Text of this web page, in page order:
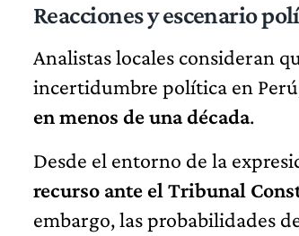
Reacciones y escenario
Analistas locales consideran
incertidumbre política en
en menos de una década.
Desde el entorno de la
recurso ante el Tribunal
embargo, las probabilidades